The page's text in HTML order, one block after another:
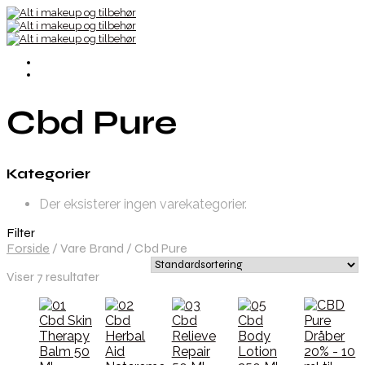
Cbd Pure
Kategorier
Der eksisterer ingen varekategorier.
Filter
Forside / Vare Brand / Cbd Pure
Viser 7 resultater